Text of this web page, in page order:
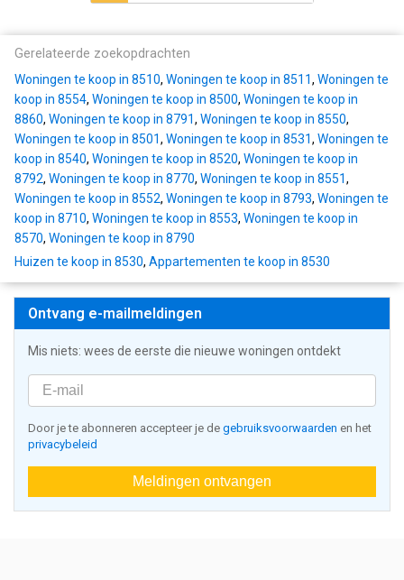
Gerelateerde zoekopdrachten
Woningen te koop in 8510, Woningen te koop in 8511, Woningen te
koop in 8554, Woningen te koop in 8500, Woningen te koop in
8860, Woningen te koop in 8791, Woningen te koop in 8550,
Woningen te koop in 8501, Woningen te koop in 8531, Woningen te
koop in 8540, Woningen te koop in 8520, Woningen te koop in
8792, Woningen te koop in 8770, Woningen te koop in 8551,
Woningen te koop in 8552, Woningen te koop in 8793, Woningen te
koop in 8710, Woningen te koop in 8553, Woningen te koop in
8570, Woningen te koop in 8790
Huizen te koop in 8530, Appartementen te koop in 8530
Ontvang e-mailmeldingen
Mis niets: wees de eerste die nieuwe woningen ontdekt
Door je te abonneren accepteer je de gebruiksvoorwaarden en het
privacybeleid
Meldingen ontvangen